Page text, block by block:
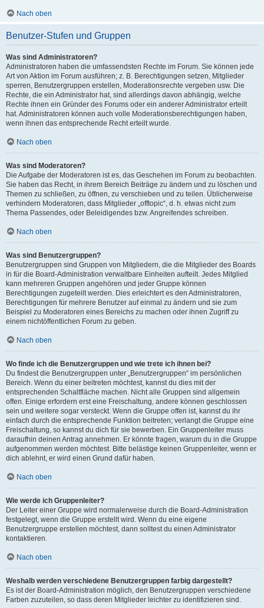
Nach oben
Benutzer-Stufen und Gruppen
Was sind Administratoren?
Administratoren haben die umfassendsten Rechte im Forum. Sie können jede
Art von Aktion im Forum ausführen; z. B. Berechtigungen setzen, Mitglieder
sperren, Benutzergruppen erstellen, Moderationsrechte vergeben usw. Die
Rechte, die ein Administrator hat, sind allerdings davon abhängig, welche
Rechte ihnen ein Gründer des Forums oder ein anderer Administrator erteilt
hat. Administratoren können auch volle Moderationsberechtigungen haben,
wenn ihnen das entsprechende Recht erteilt wurde.
Nach oben
Was sind Moderatoren?
Die Aufgabe der Moderatoren ist es, das Geschehen im Forum zu beobachten.
Sie haben das Recht, in ihrem Bereich Beiträge zu ändern und zu löschen und
Themen zu schließen, zu öffnen, zu verschieben und zu teilen. Üblicherweise
verhindern Moderatoren, dass Mitglieder „offtopic“, d. h. etwas nicht zum
Thema Passendes, oder Beleidigendes bzw. Angreifendes schreiben.
Nach oben
Was sind Benutzergruppen?
Benutzergruppen sind Gruppen von Mitgliedern, die die Mitglieder des Boards
in für die Board-Administration verwaltbare Einheiten aufteilt. Jedes Mitglied
kann mehreren Gruppen angehören und jeder Gruppe können
Berechtigungen zugeteilt werden. Dies erleichtert es den Administratoren,
Berechtigungen für mehrere Benutzer auf einmal zu ändern und sie zum
Beispiel zu Moderatoren eines Bereichs zu machen oder ihnen Zugriff zu
einem nichtöffentlichen Forum zu geben.
Nach oben
Wo finde ich die Benutzergruppen und wie trete ich ihnen bei?
Du findest die Benutzergruppen unter „Benutzergruppen“ im persönlichen
Bereich. Wenn du einer beitreten möchtest, kannst du dies mit der
entsprechenden Schaltfläche machen. Nicht alle Gruppen sind allgemein
offen. Einige erfordern erst eine Freischaltung, andere können geschlossen
sein und weitere sogar versteckt. Wenn die Gruppe offen ist, kannst du ihr
einfach durch die entsprechende Funktion beitreten; verlangt die Gruppe eine
Freischaltung, so kannst du dich für sie bewerben. Ein Gruppenleiter muss
daraufhin deinen Antrag annehmen. Er könnte fragen, warum du in die Gruppe
aufgenommen werden möchtest. Bitte belästige keinen Gruppenleiter, wenn er
dich ablehnt, er wird einen Grund dafür haben.
Nach oben
Wie werde ich Gruppenleiter?
Der Leiter einer Gruppe wird normalerweise durch die Board-Administration
festgelegt, wenn die Gruppe erstellt wird. Wenn du eine eigene
Benutzergruppe erstellen möchtest, dann solltest du einen Administrator
kontaktieren.
Nach oben
Weshalb werden verschiedene Benutzergruppen farbig dargestellt?
Es ist der Board-Administration möglich, den Benutzergruppen verschiedene
Farben zuzuteilen, so dass deren Mitglieder leichter zu identifizieren sind.